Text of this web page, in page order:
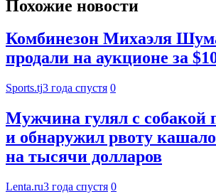
Похожие новости
Комбинезон Михаэля
продали на аукционе за
Sports.tj3 года спустя 0
Мужчина гулял с собакой
и обнаружил рвоту
на тысячи долларов
Lenta.ru3 года спустя 0